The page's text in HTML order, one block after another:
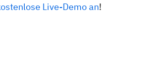
Live-Demo an!